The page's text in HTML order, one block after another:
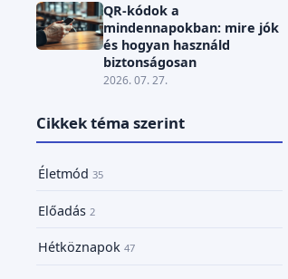
QR-kódok a
mindennapokban: mire jók
és hogyan használd
biztonságosan
2026. 07. 27.
Cikkek téma szerint
Életmód 35
Előadás 2
Hétköznapok 47